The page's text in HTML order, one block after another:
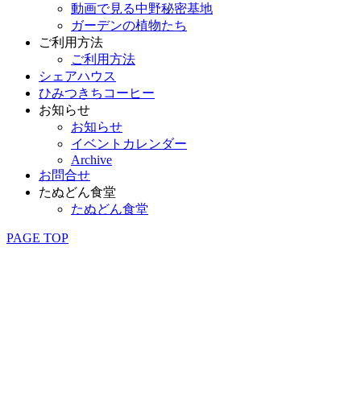
動画で見る中野秘密基地
ガーデンの植物たち
ご利用方法
ご利用方法
シェアハウス
ひみつきちコーヒー
お知らせ
お知らせ
イベントカレンダー
Archive
お問合せ
たぬどん食堂
たぬどん食堂
PAGE TOP